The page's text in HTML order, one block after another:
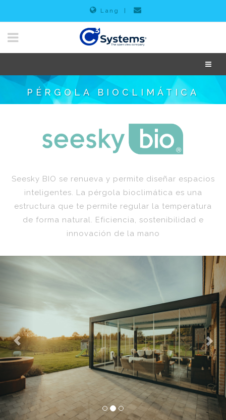
Lang
PÉRGOLA BIOCLIMÁTICA
Seesky BIO se renueva y permite diseñar espacios
inteligentes. La pérgola bioclimática es una
estructura que te permite regular la temperatura
de forma natural. Eficiencia, sostenibilidad e
innovación de la mano
Previous